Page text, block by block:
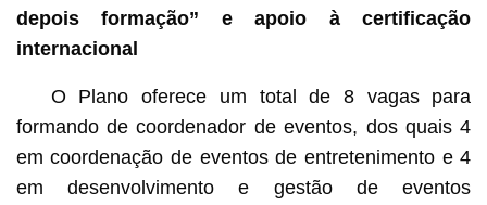
depois formação” e apoio à certificação
internacional
O Plano oferece um total de 8 vagas para
formando de coordenador de eventos, dos quais 4
em coordenação de eventos de entretenimento e 4
em desenvolvimento e gestão de eventos